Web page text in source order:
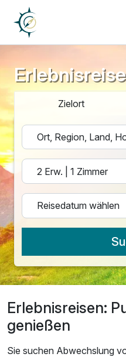
Zielort
Erlebnisreisen:
genießen
Sie suchen Abwechslung